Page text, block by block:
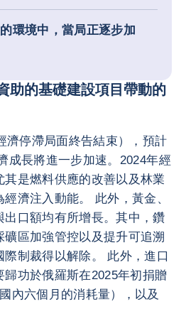
環境中，當局正逐步加
助的基礎建設項目帶動的
濟停滯局面終告結束），預計
成長將進一步加速。2024年經
是燃料供應的改善以及林業
濟注入動能。 此外，黃金、
口額均有所增長。其中，鑽
區加強管控以及提升可追溯
制裁得以解除。 此外，進口
功於俄羅斯在2025年初捐贈
內六個月的消耗量），以及